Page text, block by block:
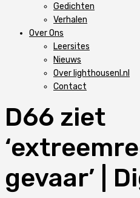
Gedichten
Verhalen
Over Ons
Leersites
Nieuws
Over lighthousenl.nl
Contact
D66 ziet
gevaar’ |